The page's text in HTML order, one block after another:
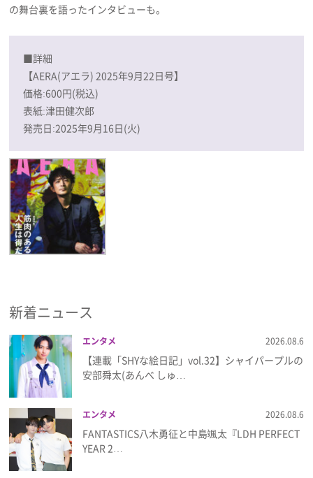
の舞台裏を語ったインタビューも。
■詳細
【AERA(アエラ) 2025年9月22日号】
価格:600円(税込)
表紙:津田健次郎
発売日:2025年9月16日(火)
新着ニュース
エンタメ 2026.08.6
【連載「SHYな絵日記」vol.32】シャイパープルの
安部舜太(あんべ しゅ…
エンタメ 2026.08.6
FANTASTICS八木勇征と中島颯太『LDH PERFECT
YEAR 2…